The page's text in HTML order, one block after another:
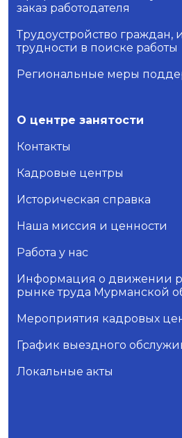
заказ работодателя
Трудоустройство
трудности в поиске работы
Региональные меры
О центре занятости
Контакты
Кадровые центры
Историческая справка
Наша миссия и ценности
Работа у нас
Информация о движении
рынке труда Мурманской
Мероприятия кадровых
График выездного
Локальные акты